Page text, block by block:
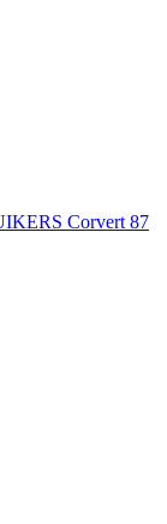
Corvert 87